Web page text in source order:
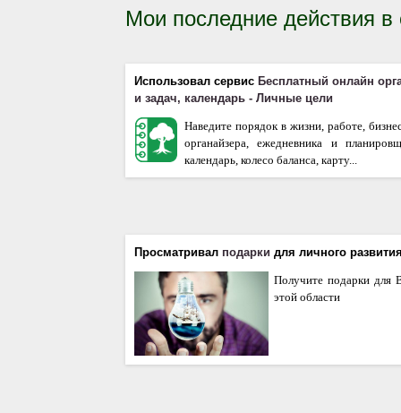
Мои последние действия
Использовал сервис Бесплатный онлайн
и задач, календарь - Личные цели
Наведите порядок в жизни, работе,
органайзера, ежедневника и
календарь, колесо баланса, карту...
Просматривал подарки для личного
Получите подарки для
этой области